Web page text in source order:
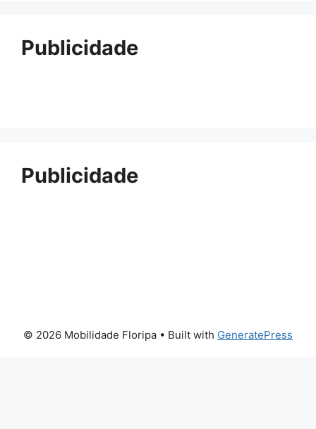
Publicidade
Publicidade
© 2026 Mobilidade Floripa • Built with GeneratePress